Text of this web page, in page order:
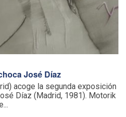
José Díaz
acoge la segunda exposición
Díaz (Madrid, 1981). Motorik